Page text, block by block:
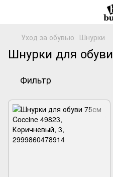
Уход за обувью Шнурки
Шнурки для обуви
Фильтр